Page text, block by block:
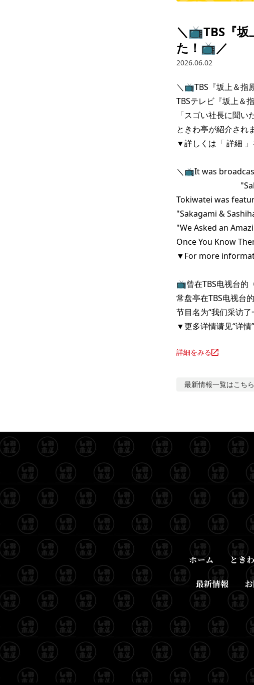
＼📺️TBS『
た！📺️／
2026.06.02
＼📺️TBS『坂上＆指
TBSテレビ『坂上＆
「スゴい社長に聞
ときわ亭が紹介され
▼詳しくは「 詳細 」
＼📺️It was
"Sakagami &
Tokiwatei was
"Sakagami &
"We Asked an
Once You Know
▼For more
📺️曾在TBS电视台的
常盘亭在TBS电视台
节目名为“我们采访
▼更多详情请见“详情”
詳細をみる
最新情報一覧はこちら
ホーム とき
最新情報